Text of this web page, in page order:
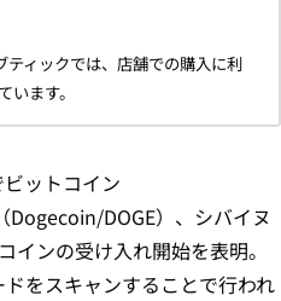
ィックでは、店舗での購入に利
ます。
ットコイン
DOGE）、シバイヌ
ンの受け入れ開始を表明。
をスキャンすることで行われ